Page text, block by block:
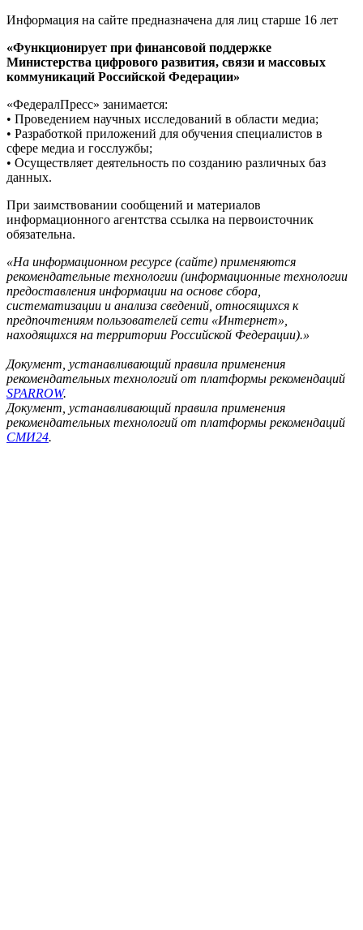
Информация на сайте предназначена для лиц старше 16 лет
«Функционирует при финансовой поддержке
Министерства цифрового развития, связи и массовых
коммуникаций Российской Федерации»
«ФедералПресс» занимается:
• Проведением научных исследований в области медиа;
• Разработкой приложений для обучения специалистов в
сфере медиа и госслужбы;
• Осуществляет деятельность по созданию различных баз
данных.
При заимствовании сообщений и материалов
информационного агентства ссылка на первоисточник
обязательна.
«На информационном ресурсе (сайте) применяются
рекомендательные технологии (информационные технологии
предоставления информации на основе сбора,
систематизации и анализа сведений, относящихся к
предпочтениям пользователей сети «Интернет»,
находящихся на территории Российской Федерации).»
Документ, устанавливающий правила применения
рекомендательных технологий от платформы рекомендаций
SPARROW.
Документ, устанавливающий правила применения
рекомендательных технологий от платформы рекомендаций
СМИ24.